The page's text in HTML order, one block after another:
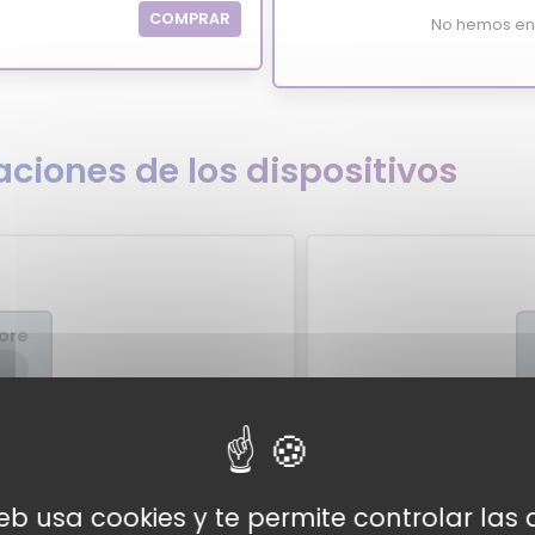
COMPRAR No hemos
de los dispositivos
para el Motorola Moto Buds
Por el momento no
usa cookies y te permite controlar las